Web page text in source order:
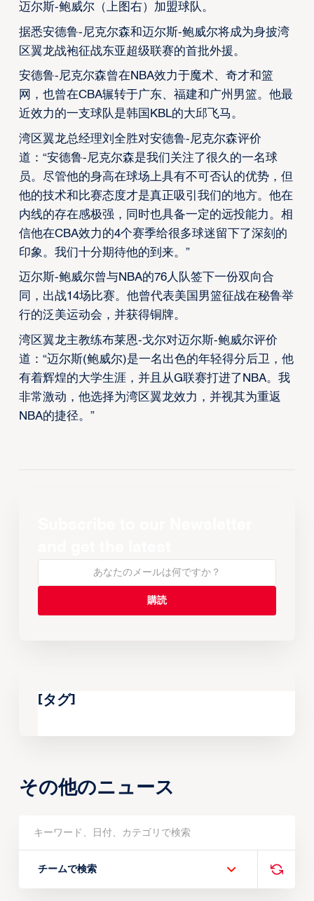
迈尔斯-鲍威尔（上图右）加盟球队。
据悉安德鲁-尼克尔森和迈尔斯-鲍威尔将成为身披湾
区翼龙战袍征战东亚超级联赛的首批外援。
安德鲁-尼克尔森曾在NBA效力于魔术、奇才和篮
网，也曾在CBA辗转于广东、福建和广州男篮。他最
近效力的一支球队是韩国KBL的大邱飞马。
湾区翼龙总经理刘全胜对安德鲁-尼克尔森评价
道：“安德鲁-尼克尔森是我们关注了很久的一名球
员。尽管他的身高在球场上具有不可否认的优势，但
他的技术和比赛态度才是真正吸引我们的地方。他在
内线的存在感极强，同时也具备一定的远投能力。相
信他在CBA效力的4个赛季给很多球迷留下了深刻的
印象。我们十分期待他的到来。”
迈尔斯-鲍威尔曾与NBA的76人队签下一份双向合
同，出战14场比赛。他曾代表美国男篮征战在秘鲁举
行的泛美运动会，并获得铜牌。
湾区翼龙主教练布莱恩-戈尔对迈尔斯-鲍威尔评价
道：“迈尔斯(鲍威尔)是一名出色的年轻得分后卫，他
有着辉煌的大学生涯，并且从G联赛打进了NBA。我
非常激动，他选择为湾区翼龙效力，并视其为重返
NBA的捷径。”
[タグ]
その他のニュース
チームで検索